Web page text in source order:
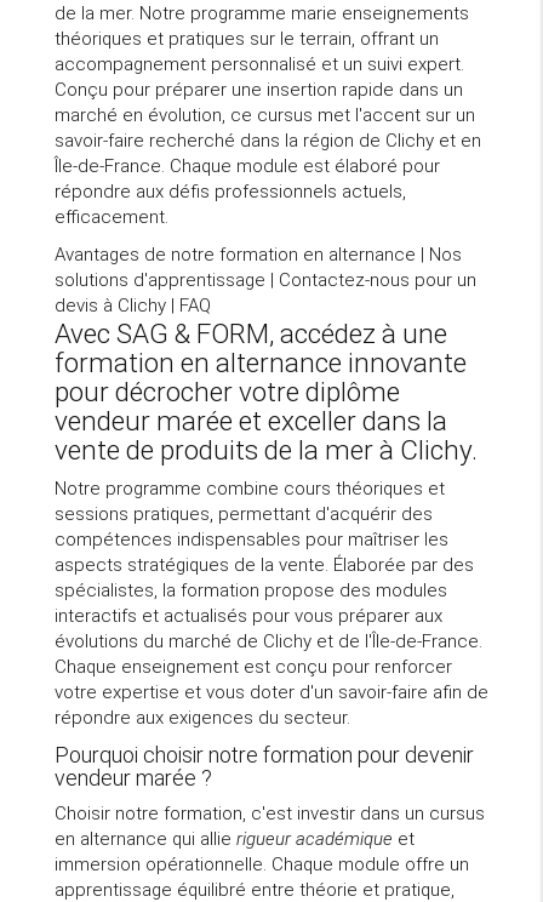
de la mer. Notre programme marie enseignements
théoriques et pratiques sur le terrain, offrant un
accompagnement personnalisé et un suivi expert.
Conçu pour préparer une insertion rapide dans un
marché en évolution, ce cursus met l'accent sur un
savoir-faire recherché dans la région de Clichy et en
Île-de-France. Chaque module est élaboré pour
répondre aux défis professionnels actuels,
efficacement.
Avantages de notre formation en alternance | Nos
solutions d'apprentissage | Contactez-nous pour un
devis à Clichy| FAQ
Avec SAG & FORM, accédez à une
formation en alternance innovante
pour décrocher votre diplôme
vendeur marée et exceller dans la
vente de produits de la mer à Clichy.
Notre programme combine cours théoriques et
sessions pratiques, permettant d'acquérir des
compétences indispensables pour maîtriser les
aspects stratégiques de la vente. Élaborée par des
spécialistes, la formation propose des modules
interactifs et actualisés pour vous préparer aux
évolutions du marché de Clichy et de l'Île-de-France.
Chaque enseignement est conçu pour renforcer
votre expertise et vous doter d'un savoir-faire afin de
répondre aux exigences du secteur.
Pourquoi choisir notre formation pour devenir
vendeur marée ?
Choisir notre formation, c'est investir dans un cursus
en alternance qui allie rigueur académique et
immersion opérationnelle. Chaque module offre un
apprentissage équilibré entre théorie et pratique,